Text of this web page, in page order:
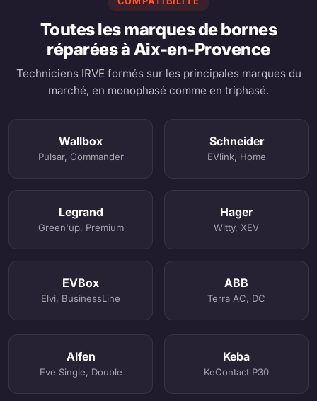
Toutes les marques de bornes
réparées à Aix-en-Provence
Techniciens IRVE formés sur les principales marques du
marché, en monophasé comme en triphasé.
Wallbox
Pulsar, Commander
Schneider
EVlink, Home
Legrand
Green'up, Premium
Hager
Witty, XEV
EVBox
Elvi, BusinessLine
ABB
Terra AC, DC
Alfen
Eve Single, Double
Keba
KeContact P30